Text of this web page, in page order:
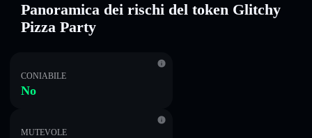
Panoramica dei rischi del token Glitchy
Pizza Party
CONIABILE
No
MUTEVOLE